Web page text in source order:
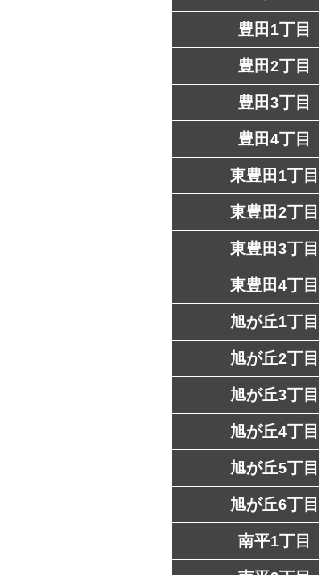
豊田1丁目
豊田2丁目
豊田3丁目
豊田4丁目
東豊田1丁目
東豊田2丁目
東豊田3丁目
東豊田4丁目
旭が丘1丁目
旭が丘2丁目
旭が丘3丁目
旭が丘4丁目
旭が丘5丁目
旭が丘6丁目
南平1丁目